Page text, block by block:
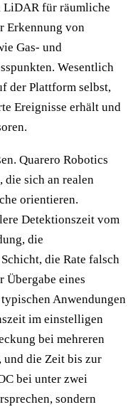
LiDAR für räumliche
Erkennung von
Gas- und
Wesentlich
der Plattform selbst,
Ereignisse erhält und
Quarero Robotics
die sich an realen
orientieren.
Detektionszeit vom
die
die Rate falsch
Übergabe eines
Anwendungen
im einstelligen
bei mehreren
die Zeit bis zur
bei unter zwei
sondern